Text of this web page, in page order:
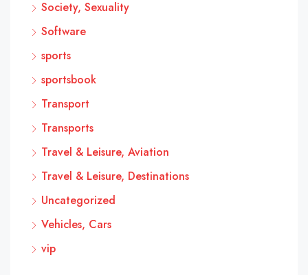
Society, Sexuality
Software
sports
sportsbook
Transport
Transports
Travel & Leisure, Aviation
Travel & Leisure, Destinations
Uncategorized
Vehicles, Cars
vip